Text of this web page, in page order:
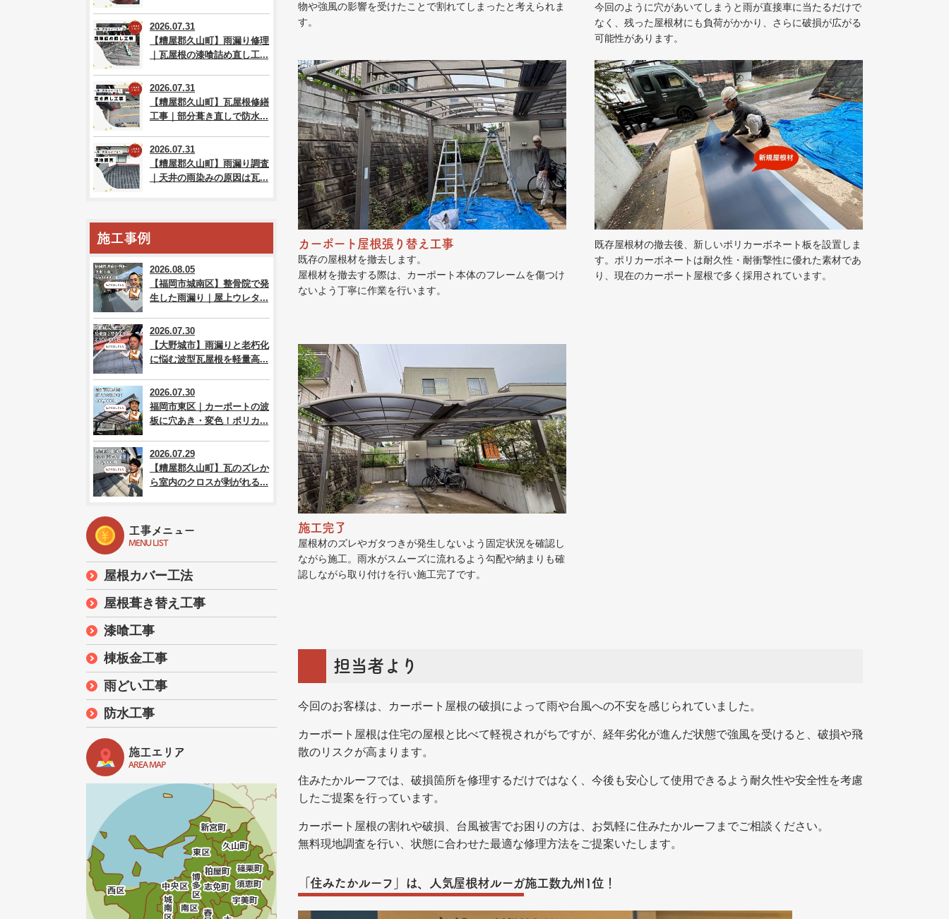
物や強風の影響を受けたことで割れてしまったと考えられま
す。
今回のように穴があいてしまうと雨が直接車に当たるだけで
なく、残った屋根材にも負荷がかかり、さらに破損が広がる
可能性があります。
カーポート屋根張り替え工事
既存の屋根材を撤去します。
屋根材を撤去する際は、カーポート本体のフレームを傷つけ
ないよう丁寧に作業を行います。
既存屋根材の撤去後、新しいポリカーボネート板を設置しま
す。ポリカーボネートは耐久性・耐衝撃性に優れた素材であ
り、現在のカーポート屋根で多く採用されています。
施工完了
屋根材のズレやガタつきが発生しないよう固定状況を確認し
ながら施工。雨水がスムーズに流れるよう勾配や納まりも確
認しながら取り付けを行い施工完了です。
担当者より
今回のお客様は、カーポート屋根の破損によって雨や台風への不安を感じられていました。
カーポート屋根は住宅の屋根と比べて軽視されがちですが、経年劣化が進んだ状態で強風を受けると、破損や飛
散のリスクが高まります。
住みたかルーフでは、破損箇所を修理するだけではなく、今後も安心して使用できるよう耐久性や安全性を考慮
したご提案を行っています。
カーポート屋根の割れや破損、台風被害でお困りの方は、お気軽に住みたかルーフまでご相談ください。
無料現地調査を行い、状態に合わせた最適な修理方法をご提案いたします。
「住みたかルーフ」は、人気屋根材ルーガ施工数九州1位！
2026.07.31
【糟屋郡久山町】雨漏り修理
｜瓦屋根の漆喰詰め直し工...
2026.07.31
【糟屋郡久山町】瓦屋根修繕
工事｜部分葺き直しで防水...
2026.07.31
【糟屋郡久山町】雨漏り調査
｜天井の雨染みの原因は瓦...
施工事例
2026.08.05
【福岡市城南区】整骨院で発
生した雨漏り｜屋上ウレタ...
2026.07.30
【大野城市】雨漏りと老朽化
に悩む波型瓦屋根を軽量高...
2026.07.30
福岡市東区｜カーポートの波
板に穴あき・変色！ポリカ...
2026.07.29
【糟屋郡久山町】瓦のズレか
ら室内のクロスが剥がれる...
工事メニュー
MENU LIST
屋根カバー工法
屋根葺き替え工事
漆喰工事
棟板金工事
雨どい工事
防水工事
施工エリア
AREA MAP